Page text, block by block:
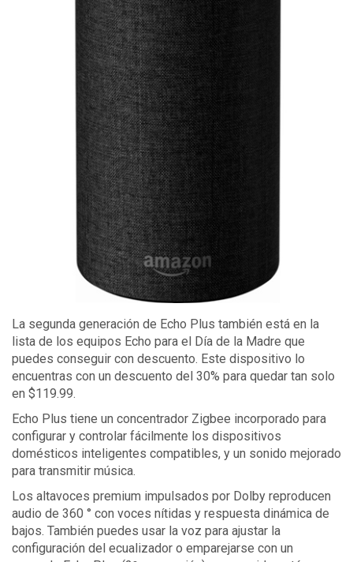
La segunda generación de Echo Plus también está en la
lista de los equipos Echo para el Día de la Madre que
puedes conseguir con descuento. Este dispositivo lo
encuentras con un descuento del 30% para quedar tan solo
en $119.99.
Echo Plus tiene un concentrador Zigbee incorporado para
configurar y controlar fácilmente los dispositivos
domésticos inteligentes compatibles, y un sonido mejorado
para transmitir música.
Los altavoces premium impulsados ​​por Dolby reproducen
audio de 360 ​​° con voces nítidas y respuesta dinámica de
bajos. También puedes usar la voz para ajustar la
configuración del ecualizador o emparejarse con un